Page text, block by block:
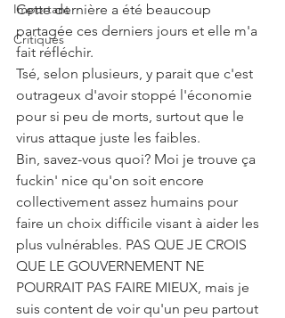
Important
Critiques
Cette dernière a été beaucoup
partagée ces derniers jours et elle m'a
fait réfléchir.
Tsé, selon plusieurs, y parait que c'est
outrageux d'avoir stoppé l'économie
pour si peu de morts, surtout que le
virus attaque juste les faibles.
Bin, savez-vous quoi? Moi je trouve ça
fuckin' nice qu'on soit encore
collectivement assez humains pour
faire un choix difficile visant à aider les
plus vulnérables. PAS QUE JE CROIS
QUE LE GOUVERNEMENT NE
POURRAIT PAS FAIRE MIEUX, mais je
suis content de voir qu'un peu partout